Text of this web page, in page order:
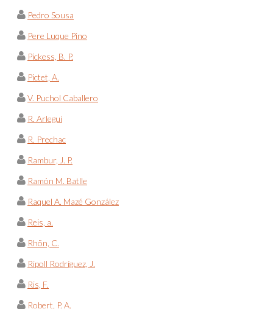
Pedro Sousa
Pere Luque Pino
Pickess, B. P.
Pictet, A.
V. Puchol Caballero
R. Arlegui
R. Prechac
Rambur, J. P.
Ramón M. Batlle
Raquel A. Mazé González
Reis, a.
Rhön, C.
Ripoll Rodríguez, J.
Ris, F.
Robert, P. A.